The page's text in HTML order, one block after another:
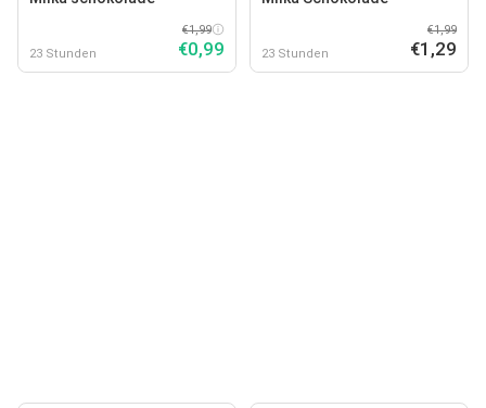
23 Stunden
€1,99
€0,99 23 Stunden
€1,99
€1,29